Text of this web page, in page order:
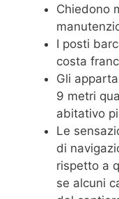
Chiedono
I posti
costa
Gli
9 metri
abitativo
Le
di
rispetto a
se alcuni